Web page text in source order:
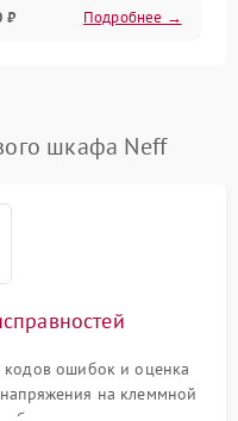
₽ Подробнее →
шкафа Neff
кодов ошибок и оценка
на клеммной